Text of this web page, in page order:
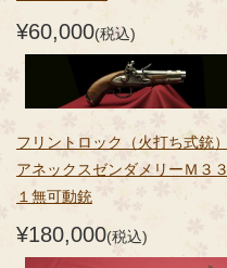
¥60,000(税込)
フリントロック（火打ち式銃）
アネックスゼンダメリーＭ３３
１無可動銃
¥180,000(税込)